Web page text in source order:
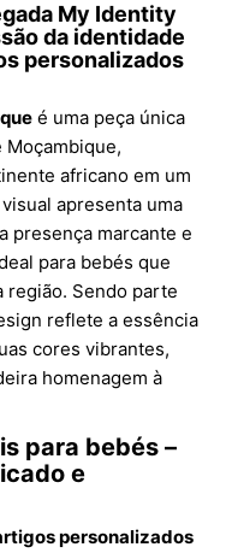
My Identity
da identidade
personalizados
é uma peça única
africano em um
apresenta uma
presença marcante e
para bebés que
região. Sendo parte
reflete a essência
cores vibrantes,
homenagem à
para bebés –
e
personalizados